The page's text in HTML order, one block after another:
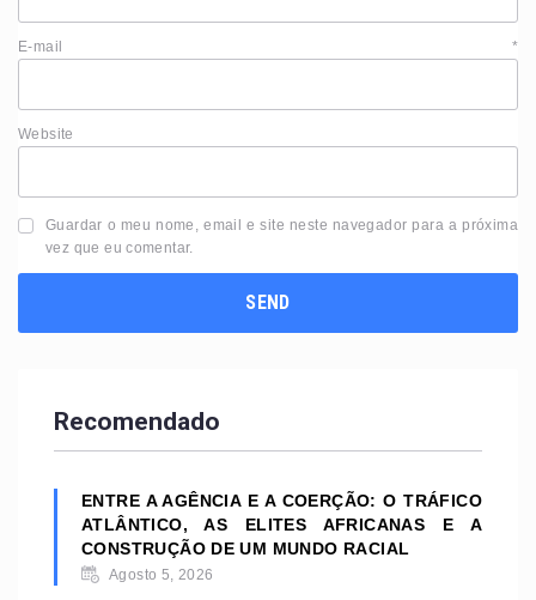
E-mail *
Website
Guardar o meu nome, email e site neste navegador para a próxima
vez que eu comentar.
Recomendado
ENTRE A AGÊNCIA E A COERÇÃO: O TRÁFICO
ATLÂNTICO, AS ELITES AFRICANAS E A
CONSTRUÇÃO DE UM MUNDO RACIAL
Agosto 5, 2026